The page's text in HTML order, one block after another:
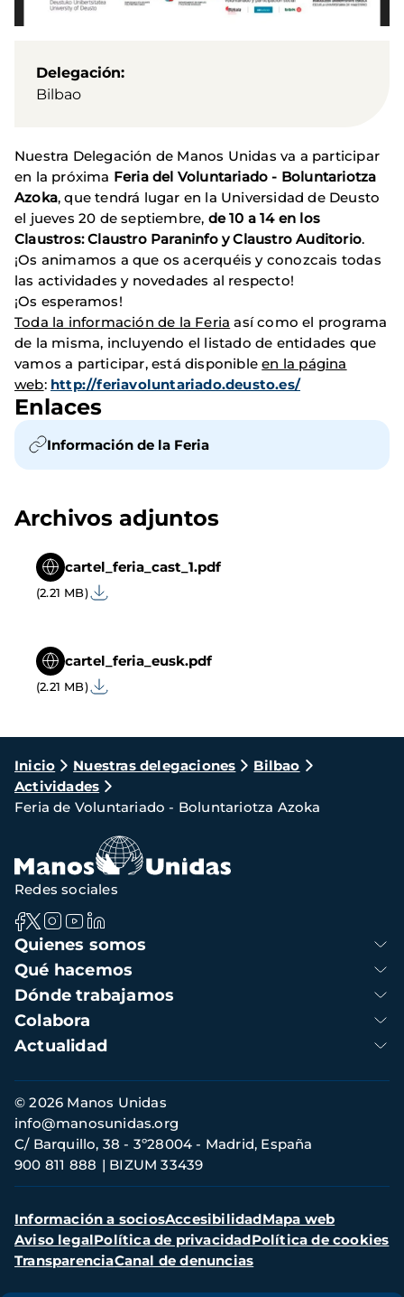
Delegación
Bilbao
Nuestra Delegación de Manos Unidas va a participar
en la próxima Feria del Voluntariado - Boluntariotza
Azoka, que tendrá lugar en la Universidad de Deusto
el jueves 20 de septiembre, de 10 a 14 en los
Claustros: Claustro Paraninfo y Claustro Auditorio.
¡Os animamos a que os acerquéis y conozcais todas
las actividades y novedades al respecto!
¡Os esperamos!
Toda la información de la Feria así como el programa
de la misma, incluyendo el listado de entidades que
vamos a participar, está disponibleen la página
web: http://feriavoluntariado.deusto.es/
Enlaces
Información de la Feria
Archivos adjuntos
cartel_feria_cast_1.pdf
(2.21 MB)
cartel_feria_eusk.pdf
(2.21 MB)
Ruta
de
navegación
Inicio Nuestras delegaciones
Bilbao
Actividades
Feria de Voluntariado - Boluntariotza Azoka
Navegación
principal
Quienes somos
Qué hacemos
Dónde trabajamos
Colabora
Actualidad
Redes sociales
Información
de
contacto
© 2026 Manos Unidas
C/ Barquillo, 38 - 3º28004 - Madrid, España
900 811 888
BIZUM 33439
info@manosunidas.org
Menú
secundario
Información a sociosAccesibilidadMapa web
Aviso legalPolítica de privacidadPolítica de cookies
TransparenciaCanal de denuncias